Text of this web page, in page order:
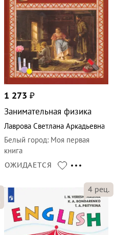
1 273 ₽
Занимательная физика
Лаврова Светлана Аркадьевна
Белый город: Моя первая
книга
ОЖИДАЕТСЯ
4 рец.